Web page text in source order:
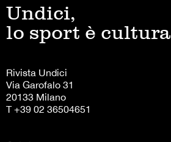
Undici,
lo sport è cultura
Rivista Undici
Via Garofalo 31
20133 Milano
T +39 02 36504651